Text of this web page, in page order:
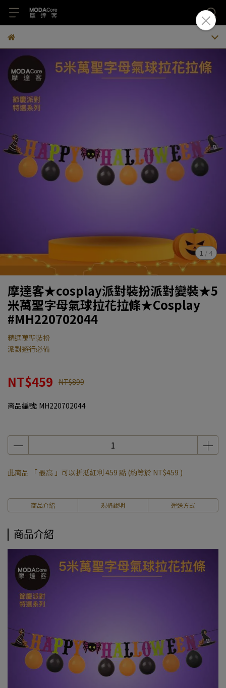
1 / 4
摩達客★cosplay派對裝扮派對變裝★5
米萬聖字母氣球拉花拉條★Cosplay
#MH220702044
精選萬聖裝扮
派對遊行必備
NT$459 NT$899
商品編號: MH220702044
此商品 「 最高 」可以折抵紅利 459 點 (約等於 NT$459 )
商品介紹 規格說明 運送方式
商品介紹